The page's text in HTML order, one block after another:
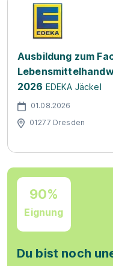
Ausbildung zum
2026 EDEKA Jäckel
01.08.2026
01277 Dresden
90%
Eignung
Du bist noch